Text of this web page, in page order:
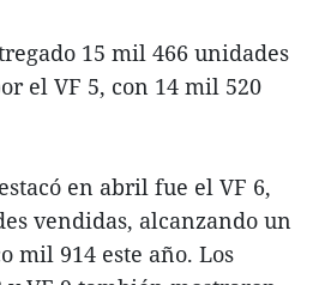
15 mil 466 unidades
el VF 5, con 14 mil 520
en abril fue el VF 6,
vendidas, alcanzando un
mil 914 este año. Los